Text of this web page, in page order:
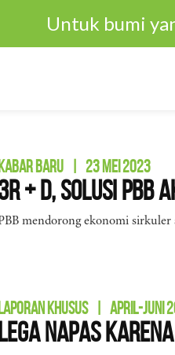
Untuk bumi
KABAR BARU 23 MEI 2023
+ D, Solusi
mendorong ekonomi sirkuler
LAPORAN KHUSUS APRIL-JUNI
Napas